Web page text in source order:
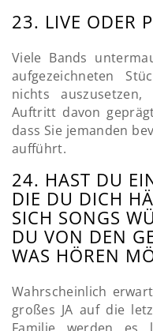
23. LIVE ODER
Viele Bands
aufgezeichneten
nichts
Auftritt davon
dass Sie jemanden
aufführt.
24. HAST DU
DIE DU DICH
SICH SONGS
DU VON DEN
WAS HÖREN
Wahrscheinlich
großes JA auf die